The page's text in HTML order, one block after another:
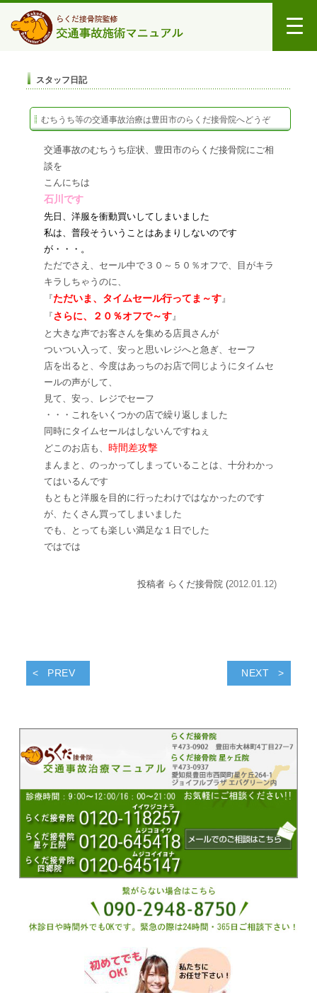
スタッフ日記
むちうち等の交通事故治療は豊田市のらくだ接骨院へどうぞ
交通事故のむちうち症状、豊田市のらくだ接骨院にご相
談を
こんにちは
石川です
先日、洋服を衝動買いしてしまいました
私は、普段そういうことはあまりしないのです
が・・・。
ただでさえ、セール中で３０～５０％オフで、目がキラ
キラ しちゃうのに、
『ただいま、タイムセール行ってま～す』
『さらに、２０％オフで～す』
と大きな声でお客さんを集める店員さんが
ついつい入って、安っ と思いレジへと急ぎ、セーフ
店を出ると、今度はあっちのお店で同じようにタイムセ
ールの声がして、
見て、安っ 、レジでセーフ
・・・これをいくつかの店で繰り返しました
同時にタイムセールはしないんですねぇ
どこのお店も、 時間差攻撃
まんまと、のっかってしまっていることは、十分わかっ
てはいるんです
もともと洋服を目的に行ったわけではなかったのです
が、たくさん買ってしまいました
でも、とっても楽しい満足な１日でした
ではでは
投稿者 らくだ接骨院 (2012.01.12)
PREV NEXT